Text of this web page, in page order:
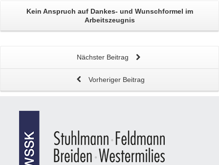
Kein Anspruch auf Dankes- und Wunschformel im
Arbeitszeugnis
Nächster Beitrag
Vorheriger Beitrag